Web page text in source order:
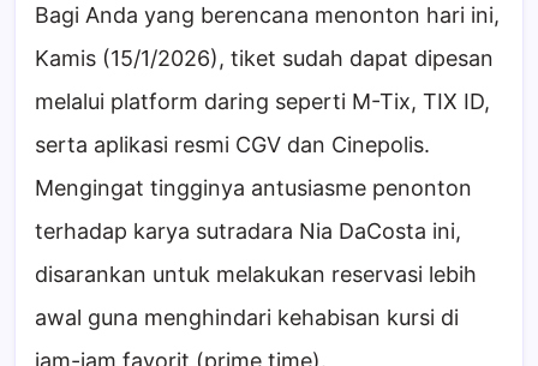
Bagi Anda yang berencana menonton hari ini,
Kamis (15/1/2026), tiket sudah dapat dipesan
melalui platform daring seperti M-Tix, TIX ID,
serta aplikasi resmi CGV dan Cinepolis.
Mengingat tingginya antusiasme penonton
terhadap karya sutradara Nia DaCosta ini,
disarankan untuk melakukan reservasi lebih
awal guna menghindari kehabisan kursi di
jam-jam favorit (prime time).